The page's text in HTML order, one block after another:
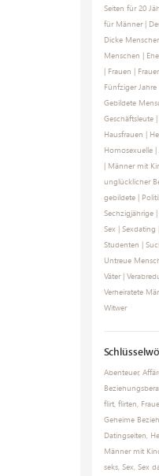
Seiten für 20
für Männer|
Dicke
Menschen |
| Frauen |
Fünfziger Jahre
Gebildete
Geschäftsleute |
Hausfrauen |
Homosexuelle |
| Männer mit
unglücklicher
gebildete |
Sechzigjährige |
Sex | Sexdating
Studenten |
Untreue
Väter|
Verheiratete
Witwer
Abenteuer,
flirt flirten
Geheime
Datingseiten
Männer mit
seks Sex Sex